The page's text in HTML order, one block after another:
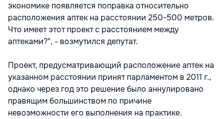
экономике появляется поправка относительно
расположения аптек на расстоянии 250-500 метров.
Что имеет этот проект с расстоянием между
аптеками?", - возмутился депутат.
Проект, предусматривающий расположение аптек на
указанном расстоянии принят парламентом в 2011 г.,
однако через год это решение было аннулировано
правящим большинством по причине
невозможности его выполнения на практике.